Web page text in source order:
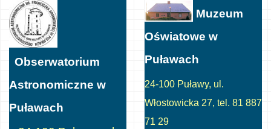
Obserwatorium
Astronomiczne w
Puławach
Muzeum
Oświatowe w
Puławach
24-100 Puławy, ul.
Włostowicka 27, tel. 81 887
71 29